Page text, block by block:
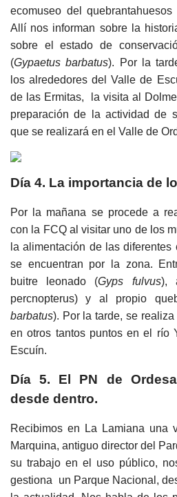
ecomuseo del
Allí nos informan sobre la
sobre el estado de
(Gypaetus barbatus). Por la
los alrededores del Valle de
de las Ermitas, la visita al
preparación de la actividad de
que se realizará en el Valle de
Día 4. La importancia de
Por la mañana se procede a
con la FCQ al visitar uno de los
la alimentación de las
se encuentran por la zona.
buitre leonado (Gyps fulvus),
percnopterus) y al propio
barbatus). Por la tarde, se
en otros tantos puntos en el río
Escuín.
Día 5. El PN de
desde dentro.
Recibimos en La Lamiana una
Marquina, antiguo director del
su trabajo en el uso público,
gestiona un Parque Nacional,